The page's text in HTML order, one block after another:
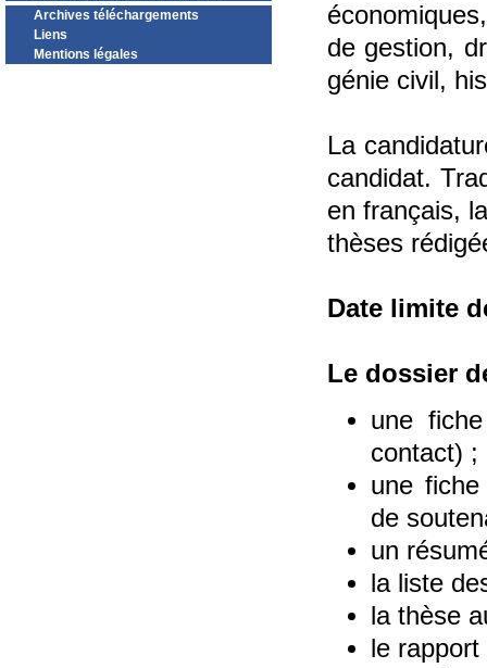
Archives téléchargements
Liens
Mentions légales
de gestion,
génie civil,
La
candidat.
en français,
thèses
Date limite
Le dossier
une
contact) ;
une
de
un
la liste
la thèse
le